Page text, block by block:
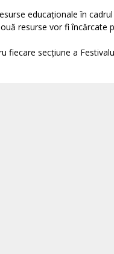
educaționale în
resurse vor fi încărcate
fiecare secțiune a